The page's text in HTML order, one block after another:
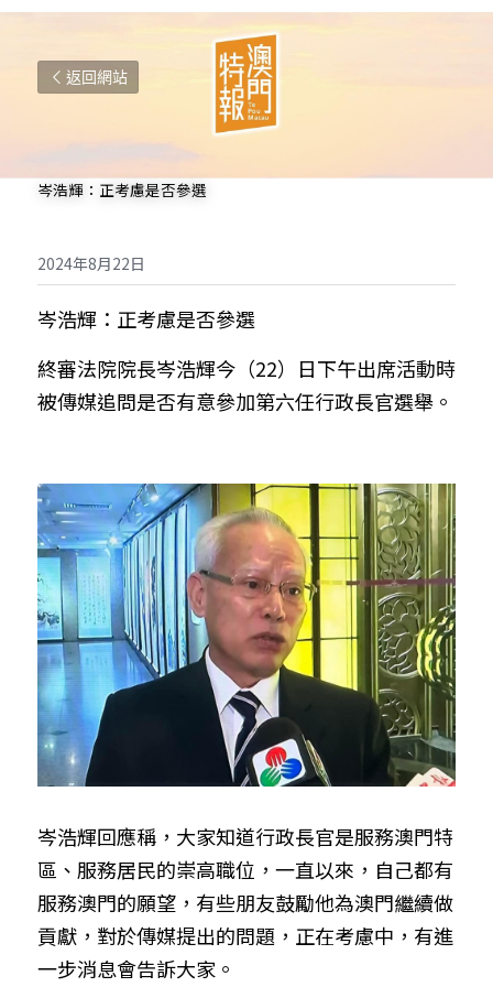
返回網站
岑浩輝：正考慮是否參選
2024年8月22日
岑浩輝：正考慮是否參選
終審法院院長岑浩輝今（22）日下午出席活動時
被傳媒追問是否有意參加第六任行政長官選舉。
岑浩輝回應稱，大家知道行政長官是服務澳門特
區、服務居民的崇高職位，一直以來，自己都有
服務澳門的願望，有些朋友鼓勵他為澳門繼續做
貢獻，對於傳媒提出的問題，正在考慮中，有進
一步消息會告訴大家。